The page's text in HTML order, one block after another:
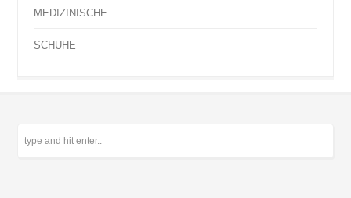
MEDIZINISCHE
SCHUHE